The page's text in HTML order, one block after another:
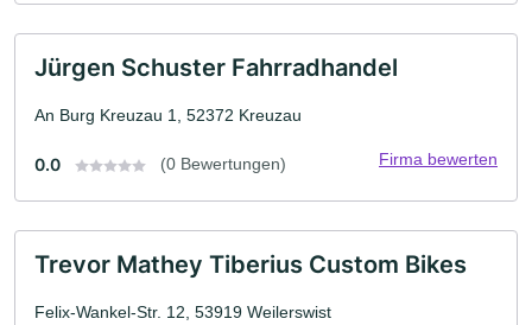
Jürgen Schuster Fahrradhandel
An Burg Kreuzau 1, 52372 Kreuzau
0.0 (0 Bewertungen) Firma bewerten
Trevor Mathey Tiberius Custom Bikes
Felix-Wankel-Str. 12, 53919 Weilerswist